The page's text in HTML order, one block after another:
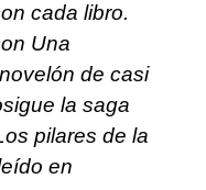
cada libro.
Una
de casi
la saga
pilares de la
en